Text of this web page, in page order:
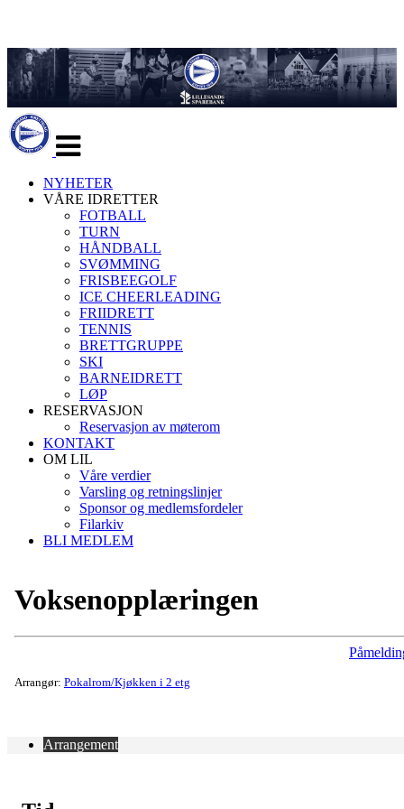
navigasjon
NYHETER
VÅRE IDRETTER
FOTBALL
TURN
HÅNDBALL
SVØMMING
FRISBEEGOLF
ICE CHEERLEADING
FRIIDRETT
TENNIS
BRETTGRUPPE
SKI
BARNEIDRETT
LØP
RESERVASJON
Reservasjon av møterom
KONTAKT
OM LIL
Våre verdier
Varsling og retningslinjer
Sponsor og medlemsfordeler
Filarkiv
BLI MEDLEM
Voksenopplæringen
Arrangør: Pokalrom/Kjøkken i 2 etg
Arrangement